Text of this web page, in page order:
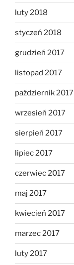
luty 2018
styczeń 2018
grudzień 2017
listopad 2017
październik 2017
wrzesień 2017
sierpień 2017
lipiec 2017
czerwiec 2017
maj 2017
kwiecień 2017
marzec 2017
luty 2017